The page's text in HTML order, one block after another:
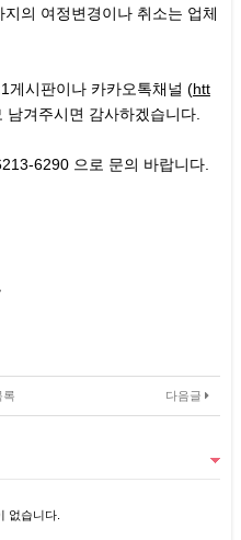
의 여정변경이나 취소는 업체
게시판이나 카카오톡채널 (htt
남겨주시면 감사하겠습니다.
6290 으로 문의 바랍니다.
다음글
없습니다.